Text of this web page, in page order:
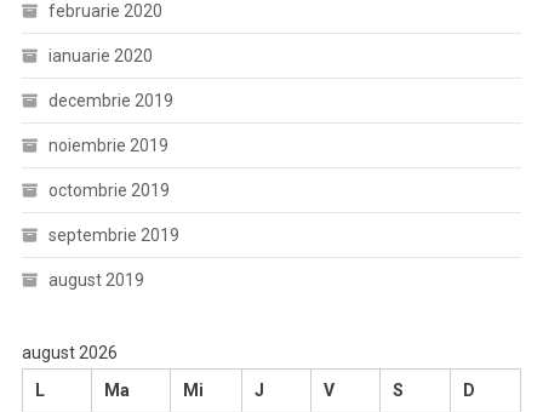
februarie 2020
ianuarie 2020
decembrie 2019
noiembrie 2019
octombrie 2019
septembrie 2019
august 2019
august 2026
L
Ma Mi J V S D